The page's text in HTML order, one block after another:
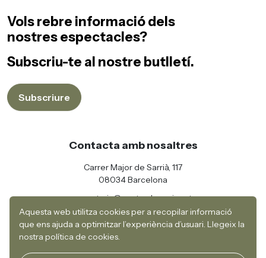
Aquesta web utilitza cookies per a recopilar informació
que ens ajuda a optimitzar l’experiència d’usuari. Llegeix la
nostra política de cookies.
Vols rebre informació dels
nostres espectacles?
Subscriu-te al nostre butlletí.
Subscriure
Contacta amb nosaltres
Carrer Major de Sarrià, 117
08034 Barcelona
secretaria@centredesarria.cat
93 203 97 72